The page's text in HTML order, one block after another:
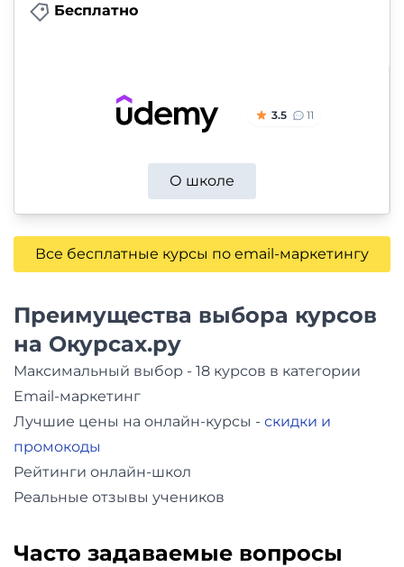
Бесплатно
3.5 11
О школе
Все бесплатные курсы по email-маркетингу
Преимущества выбора курсов
на Окурсах.ру
Максимальный выбор - 18 курсов в категории
Email-маркетинг
Лучшие цены на онлайн-курсы - скидки и
промокоды
Рейтинги онлайн-школ
Реальные отзывы учеников
Часто задаваемые вопросы